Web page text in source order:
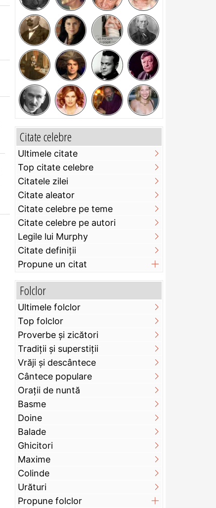
Citate celebre
Ultimele citate
Top citate celebre
Citatele zilei
Citate aleator
Citate celebre pe teme
Citate celebre pe autori
Legile lui Murphy
Citate definiţii
Propune un citat
Folclor
Ultimele folclor
Top folclor
Proverbe și zicători
Tradiții și superstiții
Vrăji și descântece
Cântece populare
Orații de nuntă
Basme
Doine
Balade
Ghicitori
Maxime
Colinde
Urături
Propune folclor